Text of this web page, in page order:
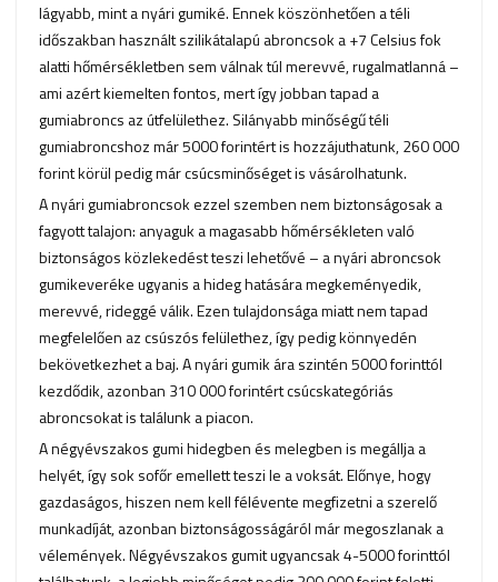
lágyabb, mint a nyári gumiké. Ennek köszönhetően a téli
időszakban használt szilikátalapú abroncsok a +7 Celsius fok
alatti hőmérsékletben sem válnak túl merevvé, rugalmatlanná –
ami azért kiemelten fontos, mert így jobban tapad a
gumiabroncs az útfelülethez. Silányabb minőségű téli
gumiabroncshoz már 5000 forintért is hozzájuthatunk, 260 000
forint körül pedig már csúcsminőséget is vásárolhatunk.
A nyári gumiabroncsok ezzel szemben nem biztonságosak a
fagyott talajon: anyaguk a magasabb hőmérsékleten való
biztonságos közlekedést teszi lehetővé – a nyári abroncsok
gumikeveréke ugyanis a hideg hatására megkeményedik,
merevvé, rideggé válik. Ezen tulajdonsága miatt nem tapad
megfelelően az csúszós felülethez, így pedig könnyedén
bekövetkezhet a baj. A nyári gumik ára szintén 5000 forinttól
kezdődik, azonban 310 000 forintért csúcskategóriás
abroncsokat is találunk a piacon.
A négyévszakos gumi hidegben és melegben is megállja a
helyét, így sok sofőr emellett teszi le a voksát. Előnye, hogy
gazdaságos, hiszen nem kell félévente megfizetni a szerelő
munkadíját, azonban biztonságosságáról már megoszlanak a
vélemények. Négyévszakos gumit ugyancsak 4-5000 forinttól